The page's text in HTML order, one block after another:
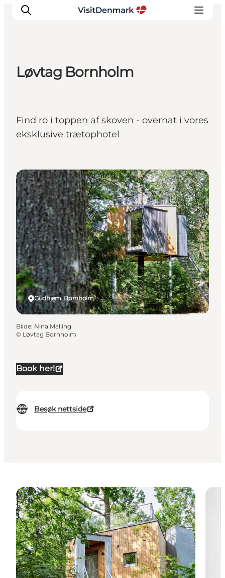
Aktiviteter
Overnatting
Planlegg reisen
Løvtag Bornholm
Find ro i toppen af skoven - overnat i vores
eksklusive trætophotel
Book her!
Besøk nettside
Gudhjem, Bornholm
Utraditionel overnatning
Bilde: Nina Malling
© Løvtag Bornholm